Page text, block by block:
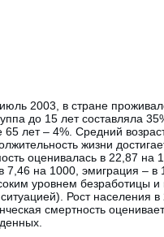
2003, в стране
до 15 лет составляла
65 лет – 4%. Средний
жизни
оценивалась в 22,87 на
7,46 на 1000, эмиграция – в
уровнем безработицы и
Рост населения в
смертность